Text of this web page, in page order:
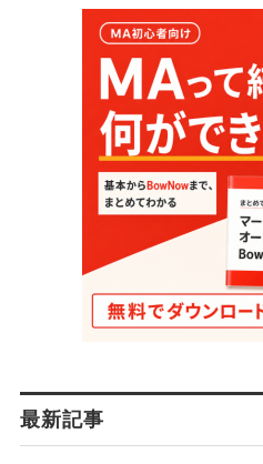
最新記事